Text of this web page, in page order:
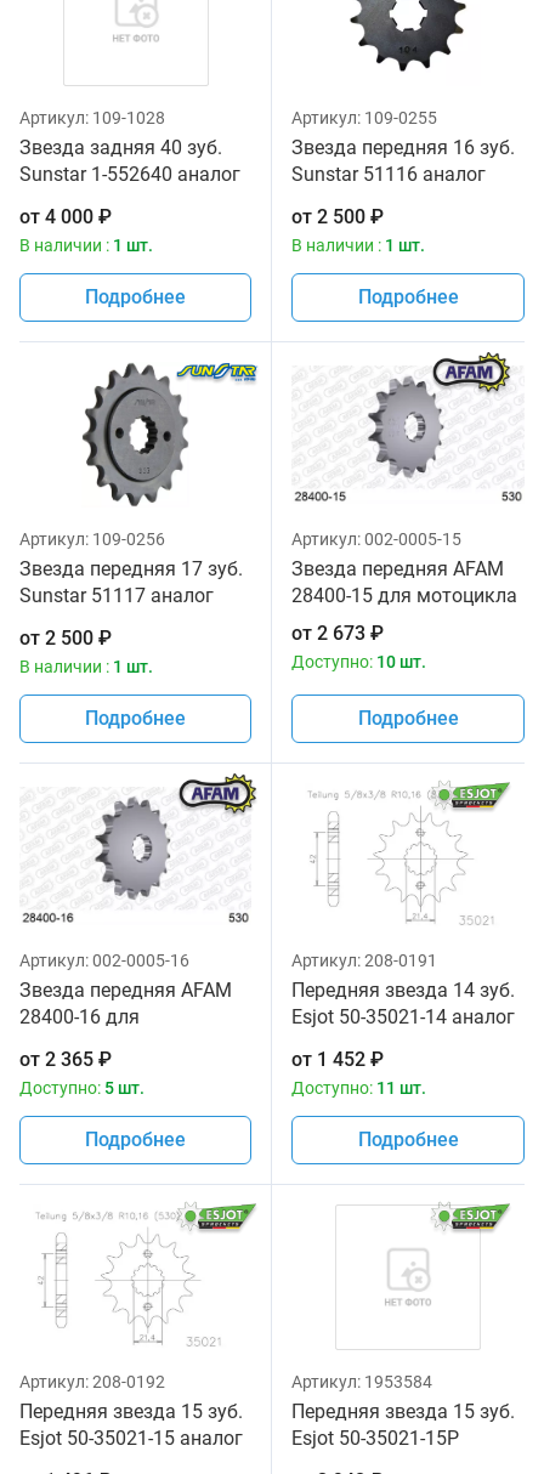
Артикул: 109-1028
Звезда задняя 40 зуб.
Sunstar 1-552640 аналог
от 4 000 ₽
В наличии : 1 шт.
Подробнее
Артикул: 109-0255
Звезда передняя 16 зуб.
Sunstar 51116 аналог
от 2 500 ₽
В наличии : 1 шт.
Подробнее
Артикул: 109-0256
Звезда передняя 17 зуб.
Sunstar 51117 аналог
от 2 500 ₽
В наличии : 1 шт.
Подробнее
Артикул:002-0005-15
Звезда передняя AFAM
28400-15 для мотоцикла
от 2 673 ₽
Доступно: 10 шт.
Подробнее
Артикул:002-0005-16
Звезда передняя AFAM
28400-16 для
от 2 365 ₽
Доступно: 5 шт.
Подробнее
Артикул:208-0191
Передняя звезда 14 зуб.
Esjot 50-35021-14 аналог
от 1 452 ₽
Доступно: 11 шт.
Подробнее
Артикул:208-0192
Передняя звезда 15 зуб.
Esjot 50-35021-15 аналог
Артикул: 1953584
Передняя звезда 15 зуб.
Esjot 50-35021-15P